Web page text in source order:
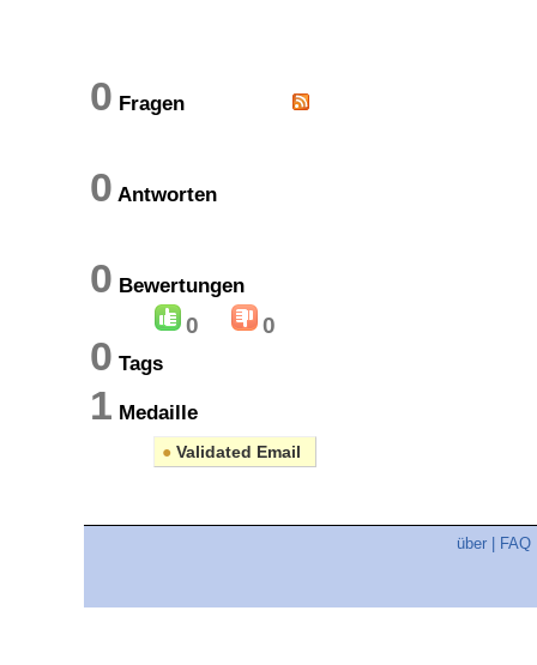
0 Fragen
0 Antworten
0 Bewertungen
0 0
0 Tags
1 Medaille
● Validated Email
über FAQ